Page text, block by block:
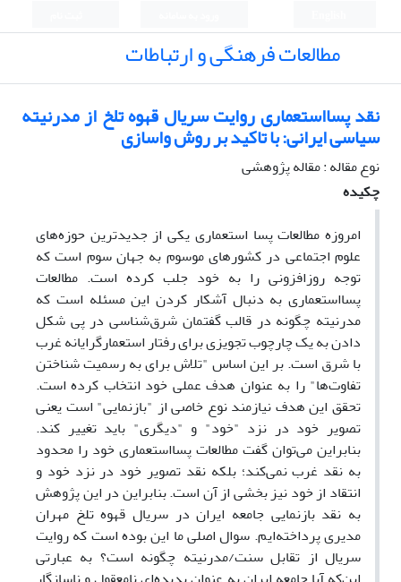
مطالعات فرهنگی و ارتباطات
نقد پسااستعماری روایت سریال قهوه تلخ از مدرنیته
سیاسی ایرانی: با تاکید بر روش واسازی
نوع مقاله : مقاله پژوهشی
چکیده
امروزه مطالعات پسا استعماری یکی از جدیدترین حوزه‌های
علوم اجتماعی در کشورهای موسوم به جهان سوم است که
توجه روزافزونی را به خود جلب کرده است. مطالعات
پسااستعماری به دنبال آشکار کردن این مسئله است که
مدرنیته چگونه در قالب گفتمان شرق‌شناسی در پی شکل
دادن به یک چارچوب تجویزی برای رفتار استعمارگرایانه غرب
با شرق است. بر این اساس "تلاش برای به رسمیت شناختن
تفاوت‌ها" را به عنوان هدف عملی خود انتخاب کرده است.
تحقق این هدف نیازمند نوع خاصی از "بازنمایی" است یعنی
تصویر خود در نزد "خود" و "دیگری" باید تغییر کند.
بنابراین می‌توان گفت مطالعات پسااستعماری خود را محدود
به نقد غرب نمی‌کند؛ بلکه نقد تصویر خود در نزد خود و
انتقاد از خود نیز بخشی از آن است. بنابراین در این پژوهش
به نقد بازنمایی جامعه ایران در سریال قهوه تلخ مهران
مدیری پرداخته‌ایم. سوال اصلی ما این بوده است که روایت
سریال از تقابل سنت/مدرنیته چگونه است؟ به عبارتی